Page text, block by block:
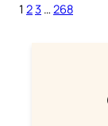
1 23 … 268